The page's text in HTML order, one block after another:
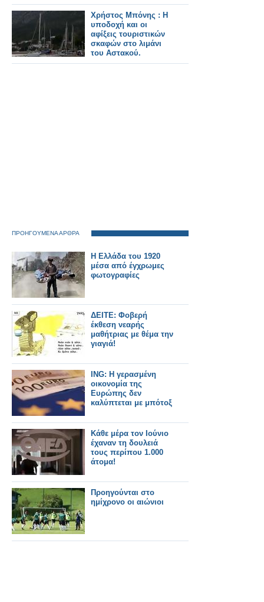
Χρήστος Μπόνης : Η
υποδοχή και οι
αφίξεις τουριστικών
σκαφών στο λιμάνι
του Αστακού.
ΠΡΟΗΓΟΥΜΕΝΑ ΑΡΘΡΑ
Η Ελλάδα του 1920
μέσα από έγχρωμες
φωτογραφίες
ΔΕΙΤΕ: Φοβερή
έκθεση νεαρής
μαθήτριας με θέμα την
γιαγιά!
ING: Η γερασμένη
οικονομία της
Ευρώπης δεν
καλύπτεται με μπότοξ
Κάθε μέρα τον Ιούνιο
έχαναν τη δουλειά
τους περίπου 1.000
άτομα!
Προηγούνται στο
ημίχρονο οι αιώνιοι